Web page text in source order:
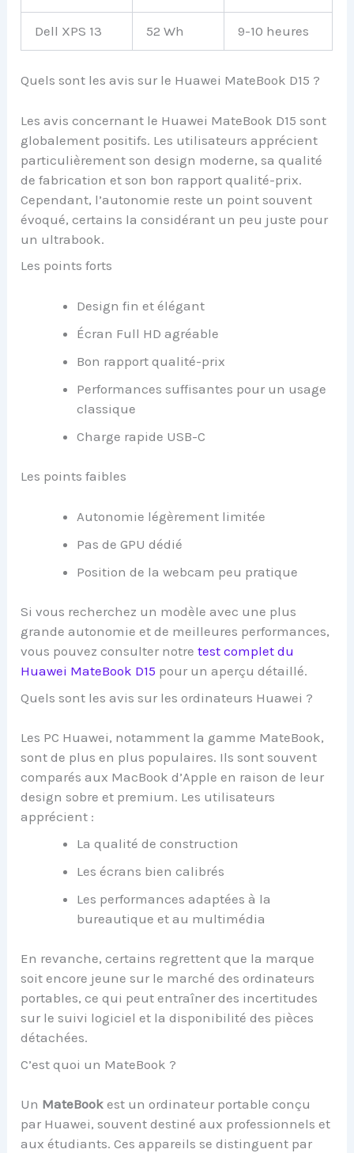
Dell XPS 13 52 Wh 9-10 heures
Quels sont les avis sur le Huawei MateBook D15 ?
Les avis concernant le Huawei MateBook D15 sont
globalement positifs. Les utilisateurs apprécient
particulièrement son design moderne, sa qualité
de fabrication et son bon rapport qualité-prix.
Cependant, l’autonomie reste un point souvent
évoqué, certains la considérant un peu juste pour
un ultrabook.
Les points forts
Design fin et élégant
Écran Full HD agréable
Bon rapport qualité-prix
Performances suffisantes pour un usage
classique
Charge rapide USB-C
Les points faibles
Autonomie légèrement limitée
Pas de GPU dédié
Position de la webcam peu pratique
Si vous recherchez un modèle avec une plus
grande autonomie et de meilleures performances,
vous pouvez consulter notretest complet du
Huawei MateBook D15 pour un aperçu détaillé.
Quels sont les avis sur les ordinateurs Huawei ?
Les PC Huawei, notamment la gamme MateBook,
sont de plus en plus populaires. Ils sont souvent
comparés aux MacBook d’Apple en raison de leur
design sobre et premium. Les utilisateurs
apprécient :
La qualité de construction
Les écrans bien calibrés
Les performances adaptées à la
bureautique et au multimédia
En revanche, certains regrettent que la marque
soit encore jeune sur le marché des ordinateurs
portables, ce qui peut entraîner des incertitudes
sur le suivi logiciel et la disponibilité des pièces
détachées.
C’est quoi un MateBook ?
Un MateBook est un ordinateur portable conçu
par Huawei, souvent destiné aux professionnels et
aux étudiants. Ces appareils se distinguent par